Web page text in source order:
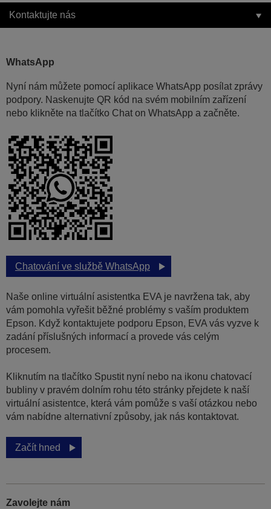
Kontaktujte nás
WhatsApp
Nyní nám můžete pomocí aplikace WhatsApp posílat zprávy
podpory. Naskenujte QR kód na svém mobilním zařízení
nebo klikněte na tlačítko Chat on WhatsApp a začněte.
Chatování ve službě WhatsApp
Naše online virtuální asistentka EVA je navržena tak, aby
vám pomohla vyřešit běžné problémy s vaším produktem
Epson. Když kontaktujete podporu Epson, EVA vás vyzve k
zadání příslušných informací a provede vás celým
procesem.
Kliknutím na tlačítko Spustit nyní nebo na ikonu chatovací
bubliny v pravém dolním rohu této stránky přejdete k naší
virtuální asistentce, která vám pomůže s vaší otázkou nebo
vám nabídne alternativní způsoby, jak nás kontaktovat.
Začít hned
Zavolejte nám